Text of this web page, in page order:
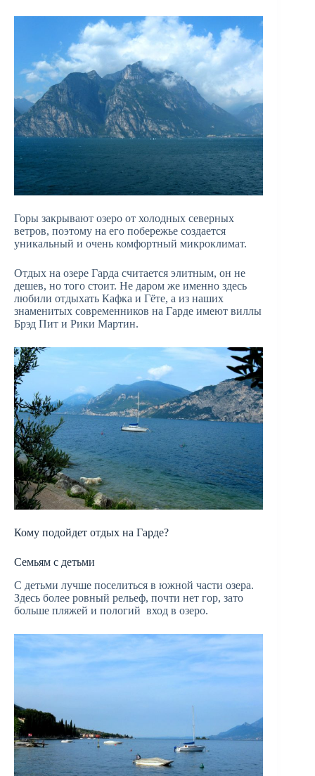
Горы закрывают озеро от холодных северных
ветров, поэтому на его побережье создается
уникальный и очень комфортный микроклимат.
Отдых на озере Гарда считается элитным, он не
дешев, но того стоит. Не даром же именно здесь
любили отдыхать Кафка и Гёте, а из наших
знаменитых современников на Гарде имеют виллы
Брэд Пит и Рики Мартин.
Кому подойдет отдых на Гарде?
Семьям с детьми
С детьми лучше поселиться в южной части озера.
Здесь более ровный рельеф, почти нет гор, зато
больше пляжей и пологий вход в озеро.